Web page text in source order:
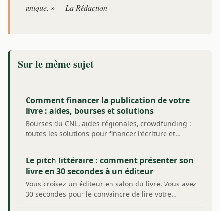
unique. » — La Rédaction
Sur le même sujet
Comment financer la publication de votre
livre : aides, bourses et solutions
Bourses du CNL, aides régionales, crowdfunding :
toutes les solutions pour financer l'écriture et…
Le pitch littéraire : comment présenter son
livre en 30 secondes à un éditeur
Vous croisez un éditeur en salon du livre. Vous avez
30 secondes pour le convaincre de lire votre…